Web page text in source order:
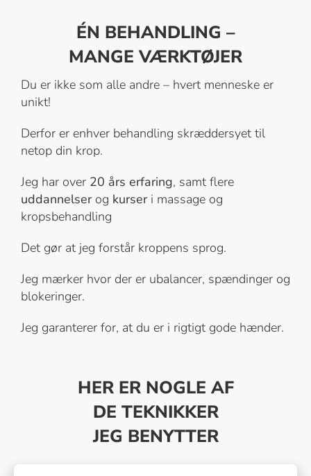
ÉN BEHANDLING –
MANGE VÆRKTØJER
Du er ikke som alle andre – hvert menneske er
unikt!
Derfor er enhver behandling skræddersyet til
netop din krop.
Jeg har over 20 års erfaring, samt flere
uddannelserog kurseri massage og
kropsbehandling
Det gør at jeg forstår kroppens sprog.
Jeg mærker hvor der er ubalancer, spændinger og
blokeringer.
Jeg garanterer for, at du er i rigtigt gode hænder.
HER ER NOGLE AF
DE TEKNIKKER
JEG BENYTTER